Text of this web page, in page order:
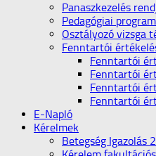
Panaszkezelés
Pedagógiai program
Osztályozó vizsga
Fenntartói
Fenntartói
Fenntartói
Fenntartói
Fenntartói
E-Napló
Kérelmek
Betegség Igazolás 2